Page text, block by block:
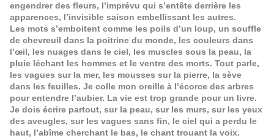
engendrer des fleurs, l’imprévu qui s’entête derrière les
apparences, l’invisible saison embellissant les autres.
Les mots s’emboitent comme les poils d’un loup, un souffle
de chevreuil dans la poitrine du monde, les couleurs dans
l’œil, les nuages dans le ciel, les muscles sous la peau, la
pluie léchant les hommes et le ventre des morts. Tout parle,
les vagues sur la mer, les mousses sur la pierre, la sève
dans les feuilles. Je colle mon oreille à l’écorce des arbres
pour entendre l’aubier. La vie est trop grande pour un livre.
Je dois écrire partout, sur la peau, sur les murs, sur les yeux
des aveugles, sur les vagues sans fin, le ciel qui a perdu le
haut, l’abîme cherchant le bas, le chant trouant la voix.